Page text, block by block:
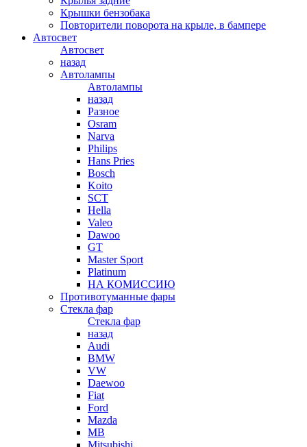
Крышки бензобака
Повторители поворота на крыле, в бампере
Автосвет
Автосвет
назад
Автолампы
Автолампы
назад
Разное
Osram
Narva
Philips
Hans Pries
Bosch
Koito
SCT
Hella
Valeo
Dawoo
GT
Master Sport
Platinum
НА КОМИССИЮ
Противотуманные фары
Стекла фар
Стекла фар
назад
Audi
BMW
VW
Daewoo
Fiat
Ford
Mazda
MB
Mitsubishi